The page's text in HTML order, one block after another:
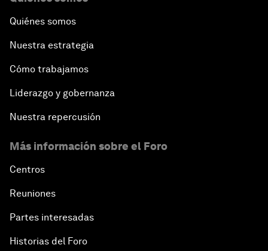
Quiénes somos
Nuestra estrategia
Cómo trabajamos
Liderazgo y gobernanza
Nuestra repercusión
Más información sobre el Foro
Centros
Reuniones
Partes interesadas
Historias del Foro